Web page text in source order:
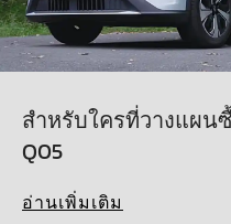
สำหรับใครที่วางแผน
Q05
อ่านเพิ่มเติม